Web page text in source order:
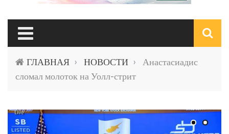
ГЛАВНАЯ › НОВОСТИ ›
Анастасиадис
сломал молоток на Уолл-стрит